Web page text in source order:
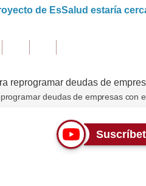
de EsSalud estaría
deudas de empresas con